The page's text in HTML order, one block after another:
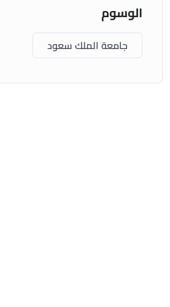
الوسوم
جامعة الملك سعود